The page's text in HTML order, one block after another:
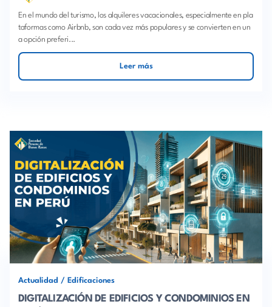
En el mundo del turismo, los alquileres vacacionales, especialmente en pla
taformas como Airbnb, son cada vez más populares y se convierten en un
a opción preferi...
Leer más
Actualidad / Edificaciones
DIGITALIZACIÓN DE EDIFICIOS Y CONDOMINIOS EN